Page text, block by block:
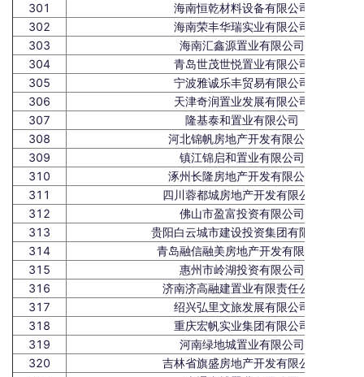
301
海南恒乾材料设备有限公司
302
海南荣丰华瑞实业有限公司
303
海南汇鑫源置业有限公司
304
青岛世茂世悦置业有限公司
305
宁波雅诚乐丰贸易有限公司
306
天津奇润置业发展有限公司
307
隆基泰和置业有限公司
308
河北锦帆房地产开发有限公司
309
镇江锦启和置业有限公司
310
涿州长隆房地产开发有限公司
311
四川蓉都城房地产开发有限公司
312
佛山市盈富投资有限公司
313
贵阳白云城市建设投资集团有限公司
314
青岛融信融美房地产开发有限公司
315
惠州市岭湖投资有限公司
316
济南济高融建置业有限责任公司
317
绍兴弘里文旅发展有限公司
318
重庆宏帆实业集团有限公司
319
河南绿地城置业有限公司
320
吉林省旗盛房地产开发有限公司